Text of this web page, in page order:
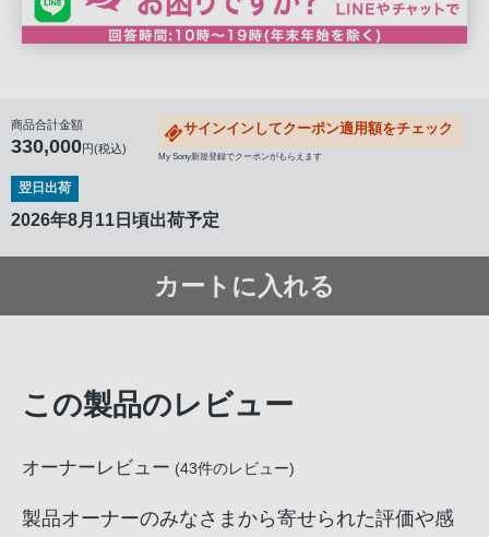
商品合計金額
330,000円(税込)
サインインしてクーポン適用額をチェック
My Sony新規登録でクーポンがもらえます
翌日出荷
2026年8月11日頃出荷予定
カートに入れる
この製品のレビュー
オーナーレビュー (43件のレビュー)
製品オーナーのみなさまから寄せられた評価や感